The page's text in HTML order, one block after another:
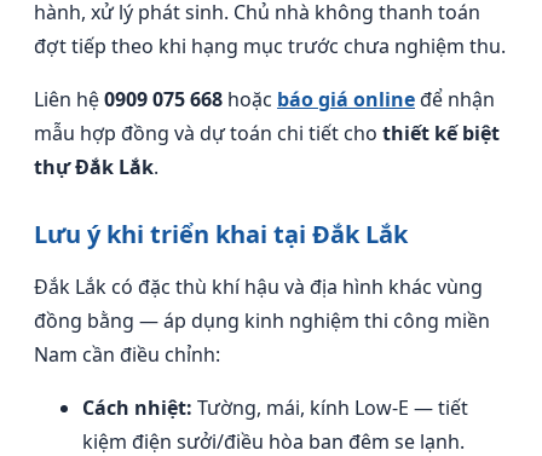
hành, xử lý phát sinh. Chủ nhà không thanh toán
đợt tiếp theo khi hạng mục trước chưa nghiệm thu.
Liên hệ0909 075 668 hoặc báo giá onlineđể nhận
mẫu hợp đồng và dự toán chi tiết cho thiết kế biệt
thự Đắk Lắk.
Lưu ý khi triển khai tại Đắk Lắk
Đắk Lắk có đặc thù khí hậu và địa hình khác vùng
đồng bằng — áp dụng kinh nghiệm thi công miền
Nam cần điều chỉnh:
Cách nhiệt: Tường, mái, kính Low-E — tiết
kiệm điện sưởi/điều hòa ban đêm se lạnh.